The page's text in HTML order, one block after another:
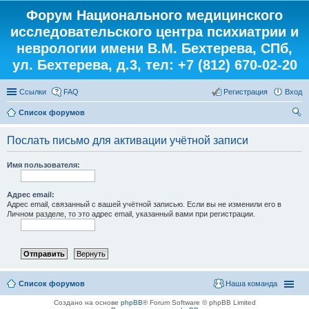
Форум Национального медицинского
исследовательского центра психиатрии и
неврологии имени В.М. Бехтерева, СПб,
ул. Бехтерева, д.3, тел: +7 (812) 670-02-20
Ссылки FAQ Вход
Регистрация
Список форумов
Послать письмо для активации учётной записи
Имя пользователя:
Адрес email:
Адрес email, связанный с вашей учётной записью. Если вы не изменили его в
Личном разделе, то это адрес email, указанный вами при регистрации.
Список форумов Наша команда
Создано на основе phpBB® Forum Software © phpBB Limited